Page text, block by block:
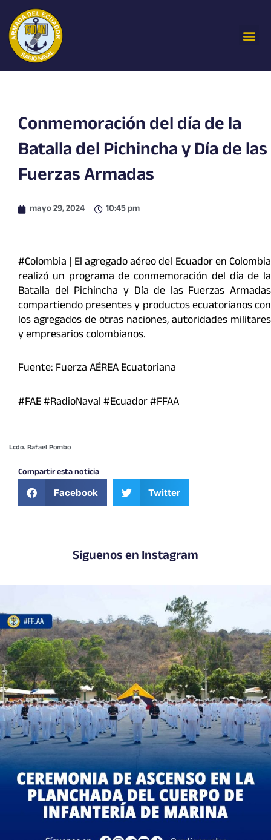
contenido
Conmemoración del día de la
Batalla del Pichincha y Día de las
Fuerzas Armadas
mayo 29, 2024 10:45 pm
#Colombia | El agregado aéreo del Ecuador en Colombia
realizó un programa de conmemoración del día de la
Batalla del Pichincha y Día de las Fuerzas Armadas
compartiendo presentes y productos ecuatorianos con
los agregados de otras naciones, autoridades militares
y empresarios colombianos.
Fuente: Fuerza AÉREA Ecuatoriana
#FAE #RadioNaval #Ecuador #FFAA
Lcdo. Rafael Pombo
Compartir esta noticia
Facebook Twitter
Síguenos en Instagram